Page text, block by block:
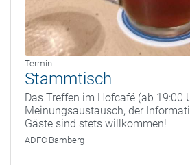
Termin
Stammtisch
Das Treffen im Hofcafé (ab 19:00
Meinungsaustausch, der
Gäste sind stets willkommen!
ADFC Bamberg